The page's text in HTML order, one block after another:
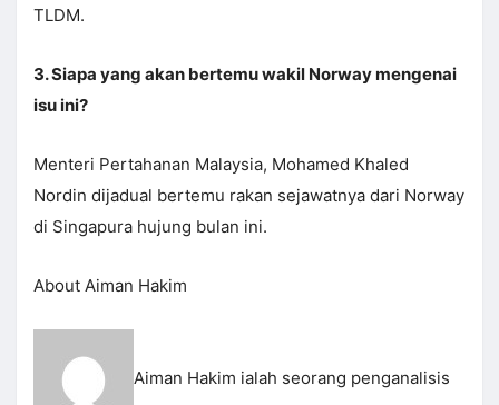
TLDM.
3. Siapa yang akan bertemu wakil Norway mengenai
isu ini?
Menteri Pertahanan Malaysia, Mohamed Khaled
Nordin dijadual bertemu rakan sejawatnya dari Norway
di Singapura hujung bulan ini.
About Aiman Hakim
Aiman Hakim ialah seorang penganalisis